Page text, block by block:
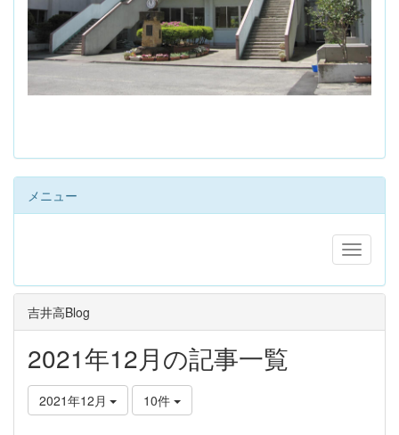
メニュー
吉井高Blog
2021年12月の記事一覧
2021年12月 10件